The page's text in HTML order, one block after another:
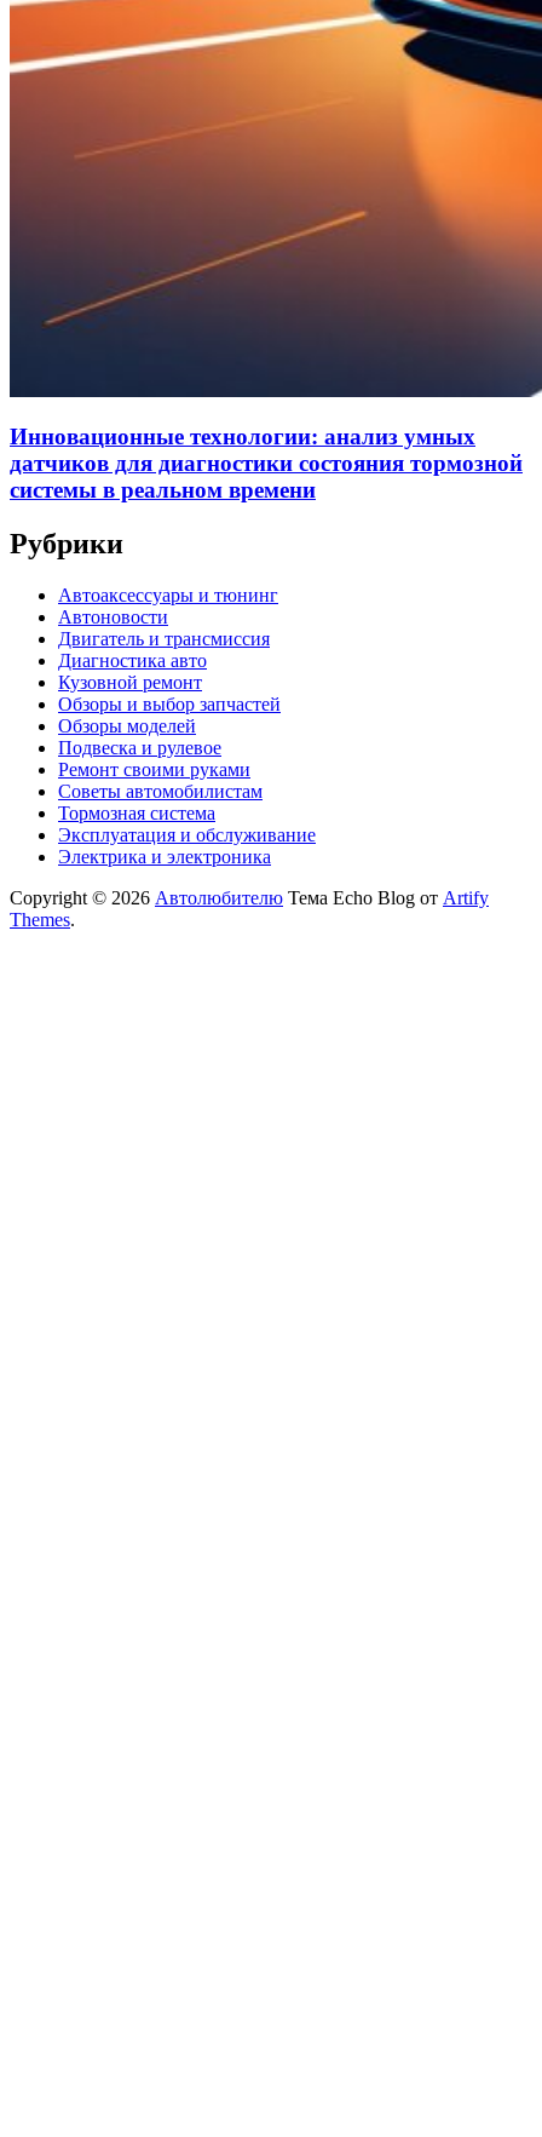
Инновационные технологии: анализ умных
датчиков для диагностики состояния тормозной
системы в реальном времени
Рубрики
Автоаксессуары и тюнинг
Автоновости
Двигатель и трансмиссия
Диагностика авто
Кузовной ремонт
Обзоры и выбор запчастей
Обзоры моделей
Подвеска и рулевое
Ремонт своими руками
Советы автомобилистам
Тормозная система
Эксплуатация и обслуживание
Электрика и электроника
Copyright © 2026 Автолюбителю Тема Echo Blog от Artify
Themes.